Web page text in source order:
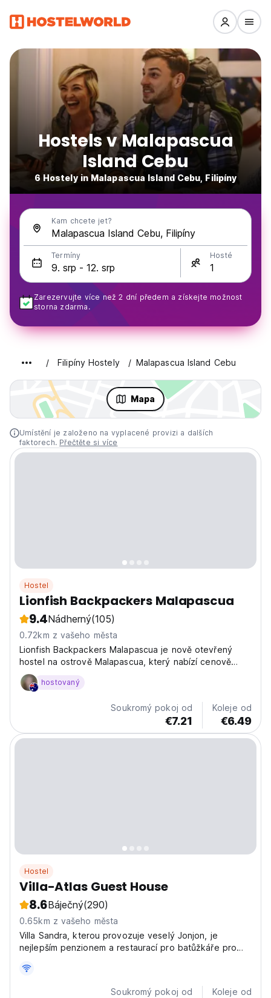
Hostels v Malapascua
Island Cebu
6 Hostely in Malapascua Island Cebu, Filipíny
Kam chcete jet?
Termíny Hosté
Zarezervujte více než 2 dní předem a získejte možnost
storna zdarma.
Filipíny Hostely Malapascua Island Cebu
Mapa
Umístění je založeno na vyplacené provizi a dalších
faktorech. Přečtěte si více
Hostel
Lionfish Backpackers Malapascua
9.4Nádherný(105)
0.72km z vašeho města
Lionfish Backpackers Malapascua je nově otevřený
hostel na ostrově Malapascua, který nabízí cenově
dostupné ubytování vhodné pro levné cestovatele a
batůžkáře.
hostovaný
Soukromý pokoj od
€7.21
Koleje od
€6.49
Hostel
Villa-Atlas Guest House
8.6Báječný(290)
0.65km z vašeho města
Villa Sandra, kterou provozuje veselý Jonjon, je
nejlepším penzionem a restaurací pro batůžkáře pro
Soukromý pokoj od Koleje od